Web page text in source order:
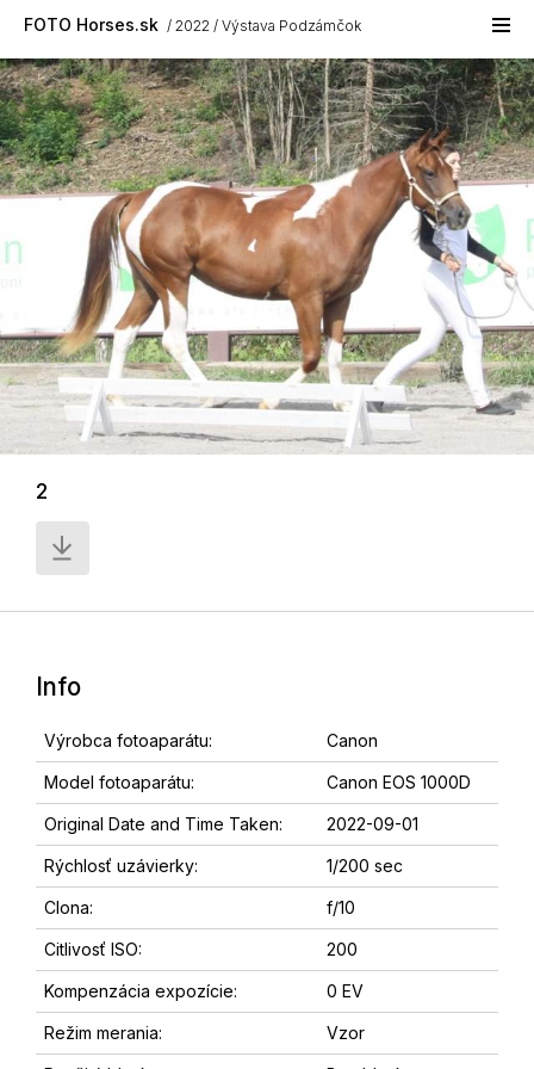
FOTO Horses.sk 2022 Výstava Podzámčok
2
Info
Výrobca fotoaparátu: Canon
Model fotoaparátu: Canon EOS 1000D
Original Date and Time Taken: 2022-09-01
Rýchlosť uzávierky: 1/200 sec
Clona: f/10
Citlivosť ISO: 200
Kompenzácia expozície: 0 EV
Režim merania: Vzor